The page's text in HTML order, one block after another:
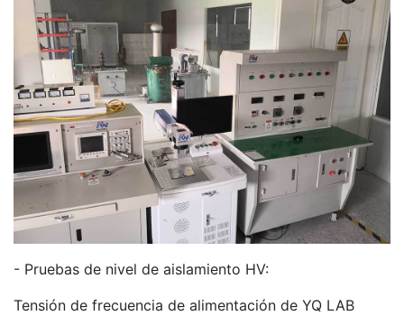
- Pruebas de nivel de aislamiento HV:
Tensión de frecuencia de alimentación de YQ LAB